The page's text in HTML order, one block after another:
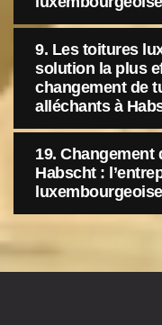
9. Les toitures
solution la plus
changement de
alléchants à
19. Changement
Habscht :